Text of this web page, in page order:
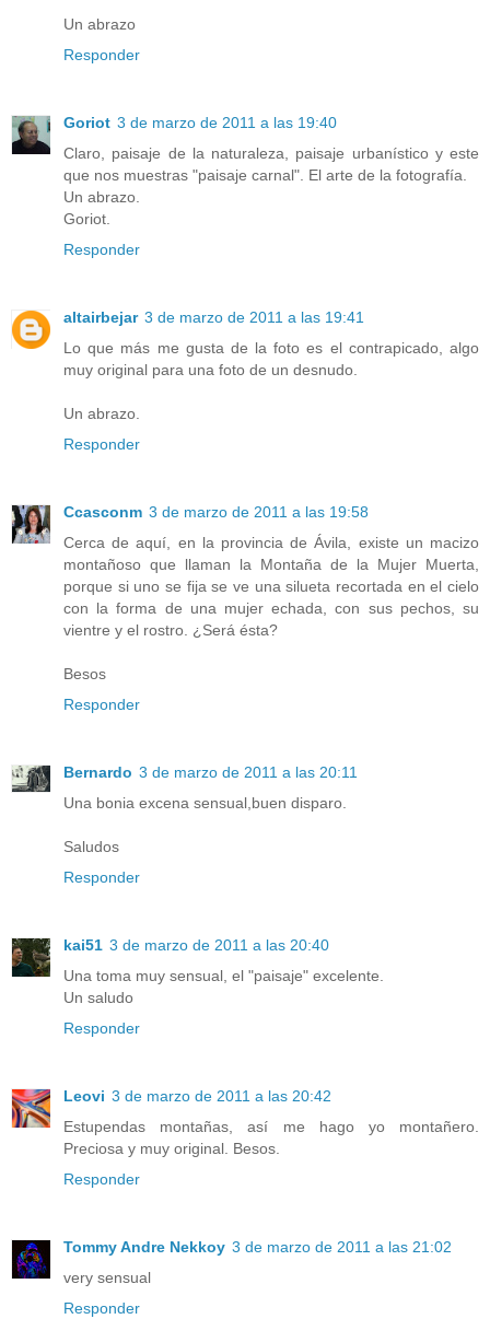
Un abrazo
Responder
Goriot 3 de marzo de 2011 a las 19:40
Claro, paisaje de la naturaleza, paisaje urbanístico y este
que nos muestras "paisaje carnal". El arte de la fotografía.
Un abrazo.
Goriot.
Responder
altairbejar 3 de marzo de 2011 a las 19:41
Lo que más me gusta de la foto es el contrapicado, algo
muy original para una foto de un desnudo.
Un abrazo.
Responder
Ccasconm 3 de marzo de 2011 a las 19:58
Cerca de aquí, en la provincia de Ávila, existe un macizo
montañoso que llaman la Montaña de la Mujer Muerta,
porque si uno se fija se ve una silueta recortada en el cielo
con la forma de una mujer echada, con sus pechos, su
vientre y el rostro. ¿Será ésta?
Besos
Responder
Bernardo 3 de marzo de 2011 a las 20:11
Una bonia excena sensual,buen disparo.
Saludos
Responder
kai51 3 de marzo de 2011 a las 20:40
Una toma muy sensual, el "paisaje" excelente.
Un saludo
Responder
Leovi 3 de marzo de 2011 a las 20:42
Estupendas montañas, así me hago yo montañero.
Preciosa y muy original. Besos.
Responder
Tommy Andre Nekkoy 3 de marzo de 2011 a las 21:02
very sensual
Responder